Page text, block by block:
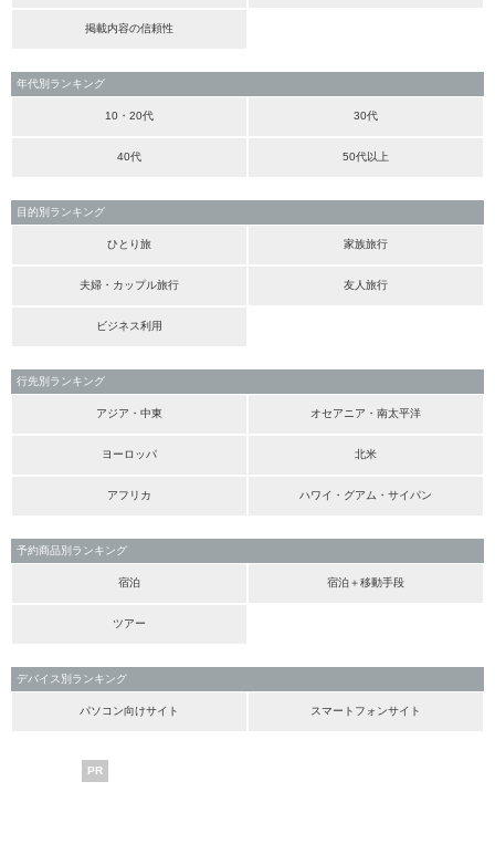
掲載内容の信頼性
年代別ランキング
10・20代 30代
40代 50代以上
目的別ランキング
ひとり旅 家族旅行
夫婦・カップル旅行 友人旅行
ビジネス利用
行先別ランキング
アジア・中東 オセアニア・南太平洋
ヨーロッパ 北米
アフリカ ハワイ・グアム・サイパン
予約商品別ランキング
宿泊 宿泊＋移動手段
ツアー
デバイス別ランキング
パソコン向けサイト スマートフォンサイト
PR